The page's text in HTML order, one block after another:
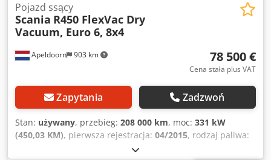
Apeldoorn 903 km
Pojazd ssący
Scania R450 FlexVac Dry
Vacuum, Euro 6, 8x4
78 500 €
Cena stała plus VAT
Zapytania Zadzwoń
Stan: używany, przebieg: 208 000 km, moc: 331 kW
(450,03 KM), pierwsza rejestracja: 04/2015, rodzaj paliwa:
, paliwo: